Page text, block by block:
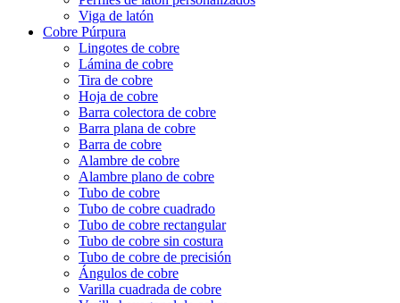
Viga de latón
Cobre Púrpura
Lingotes de cobre
Lámina de cobre
Tira de cobre
Hoja de cobre
Barra colectora de cobre
Barra plana de cobre
Barra de cobre
Alambre de cobre
Alambre plano de cobre
Tubo de cobre
Tubo de cobre cuadrado
Tubo de cobre rectangular
Tubo de cobre sin costura
Tubo de cobre de precisión
Ángulos de cobre
Varilla cuadrada de cobre